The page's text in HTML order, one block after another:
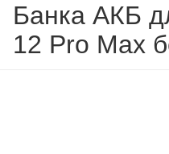
Банка АКБ
12 Pro Max